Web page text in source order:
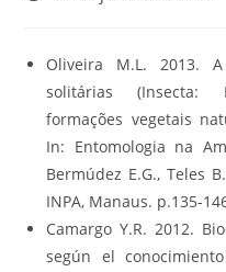
Oliveira M.L. 2013.
solitárias (Insecta:
formações vegetais
In: Entomologia na
Bermúdez E.G., Teles
INPA, Manaus. p.135-
Camargo Y.R. 2012.
según el